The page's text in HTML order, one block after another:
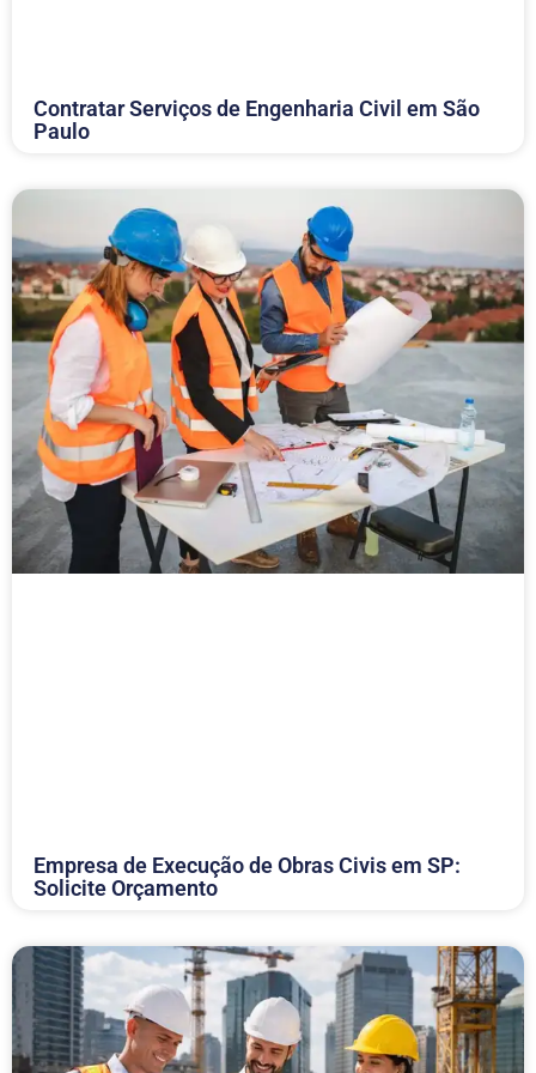
Contratar Serviços de Engenharia Civil em São
Paulo
Empresa de Execução de Obras Civis em SP:
Solicite Orçamento